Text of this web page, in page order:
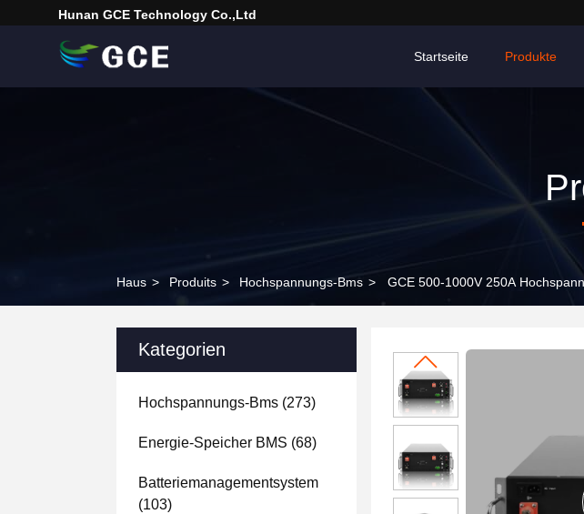
Hunan GCE Technology Co.,Ltd
Startseite Produkte
Haus > Produits > Hochspannungs-Bms > GCE 500-1000V 250A
Kategorien
Hochspannungs-Bms (273)
Energie-Speicher BMS (68)
Batteriemanagementsystem
(103)